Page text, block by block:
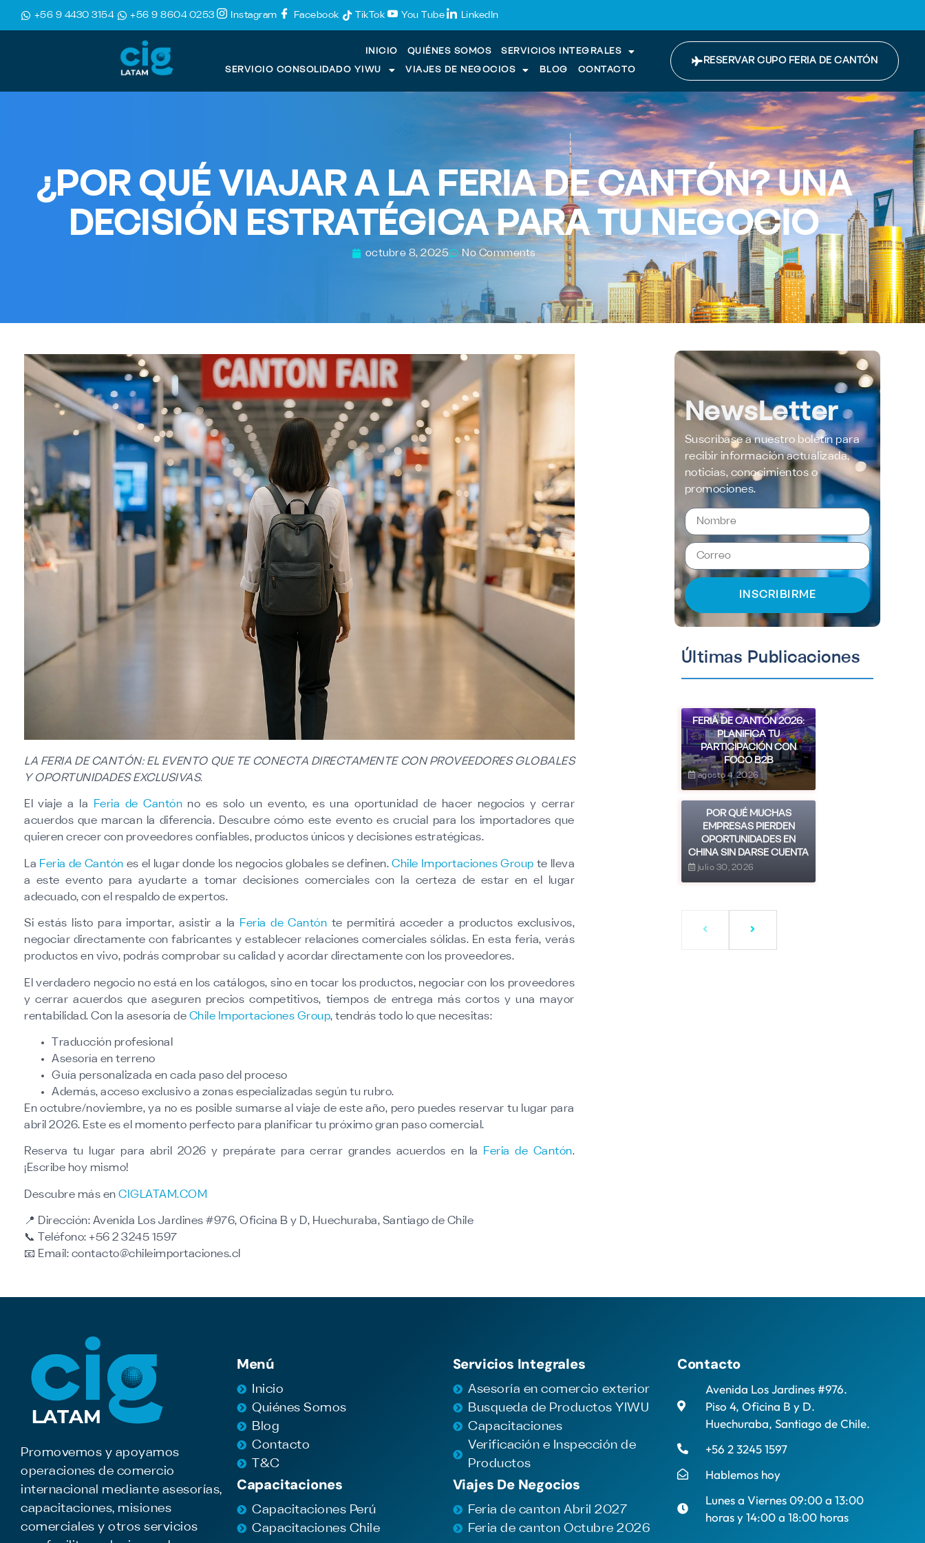
+56 9 4430 3154 +56 9 8604 0253 Instagram Facebook TikTok You Tube LinkedIn
INICIO QUIÉNES SOMOS SERVICIOS INTEGRALES
SERVICIO CONSOLIDADO YIWU VIAJES DE NEGOCIOS BLOG CONTACTO
RESERVAR CUPO FERIA DE CANTÓN
¿POR QUÉ VIAJAR A LA FERIA DE CANTÓN? UNA
DECISIÓN ESTRATÉGICA PARA TU NEGOCIO
octubre 8, 2025 No Comments
LA FERIA DE CANTÓN: EL EVENTO QUE TE CONECTA DIRECTAMENTE CON PROVEEDORES GLOBALES
Y OPORTUNIDADES EXCLUSIVAS.
El viaje a la Feria de Cantón no es solo un evento, es una oportunidad de hacer negocios y cerrar
acuerdos que marcan la diferencia. Descubre cómo este evento es crucial para los importadores que
quieren crecer con proveedores confiables, productos únicos y decisiones estratégicas.
La Feria de Cantón es el lugar donde los negocios globales se definen. Chile Importaciones Group te lleva
a este evento para ayudarte a tomar decisiones comerciales con la certeza de estar en el lugar
adecuado, con el respaldo de expertos.
Si estás listo para importar, asistir a la Feria de Cantón te permitirá acceder a productos exclusivos,
negociar directamente con fabricantes y establecer relaciones comerciales sólidas. En esta feria, verás
productos en vivo, podrás comprobar su calidad y acordar directamente con los proveedores.
El verdadero negocio no está en los catálogos, sino en tocar los productos, negociar con los proveedores
y cerrar acuerdos que aseguren precios competitivos, tiempos de entrega más cortos y una mayor
rentabilidad. Con la asesoría de Chile Importaciones Group, tendrás todo lo que necesitas:
Traducción profesional
Asesoría en terreno
Guía personalizada en cada paso del proceso
Además, acceso exclusivo a zonas especializadas según tu rubro.
En octubre/noviembre, ya no es posible sumarse al viaje de este año, pero puedes reservar tu lugar para
abril 2026. Este es el momento perfecto para planificar tu próximo gran paso comercial.
Reserva tu lugar para abril 2026 y prepárate para cerrar grandes acuerdos en la Feria de Cantón.
¡Escribe hoy mismo!
Descubre más en CIGLATAM.COM
📍 Dirección: Avenida Los Jardines #976, Oficina B y D, Huechuraba, Santiago de Chile
📞
Teléfono: +56 2 3245 1597
📧 Email: contacto@chileimportaciones.cl
NewsLetter
Suscríbase a nuestro boletín para
recibir información actualizada,
noticias, conocimientos o
promociones.
INSCRIBIRME
Últimas Publicaciones
FERIA DE CANTÓN 2026:
PLANIFICA TU
PARTICIPACIÓN CON
FOCO B2B
agosto 4, 2026
POR QUÉ MUCHAS
EMPRESAS PIERDEN
OPORTUNIDADES EN
CHINA SIN DARSE CUENTA
julio 30, 2026
Promovemos y apoyamos
operaciones de comercio
internacional mediante asesorías,
capacitaciones, misiones
comerciales y otros servicios
Menú
Inicio
Quiénes Somos
Blog
Contacto
T&C
Capacitaciones
Capacitaciones Perú
Capacitaciones Chile
Servicios Integrales
Asesoría en comercio exterior
Busqueda de Productos YIWU
Capacitaciones
Verificación e Inspección de
Productos
Viajes De Negocios
Feria de canton Abril 2027
Feria de canton Octubre 2026
Contacto
Avenida Los Jardines #976.
Piso 4, Oficina B y D.
Huechuraba, Santiago de Chile.
+56 2 3245 1597
Hablemos hoy
Lunes a Viernes 09:00 a 13:00
horas y 14:00 a 18:00 horas